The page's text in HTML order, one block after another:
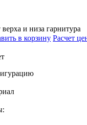
и низа гарнитура
в корзину Расчет